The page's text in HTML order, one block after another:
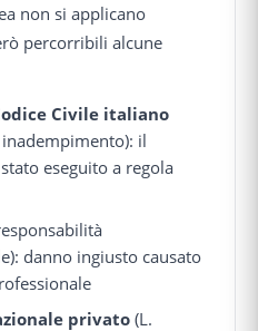
non si applicano
percorribili alcune
Civile italiano
il
eseguito a regola
danno ingiusto causato
privato (L.